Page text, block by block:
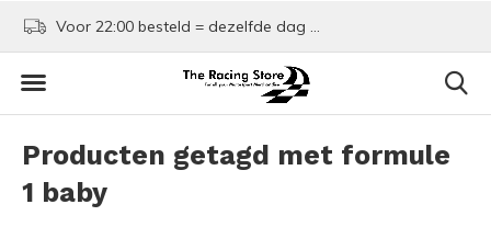
Voor 22:00 besteld = dezelfde dag verzonden!
Producten getagd met formule
1 baby